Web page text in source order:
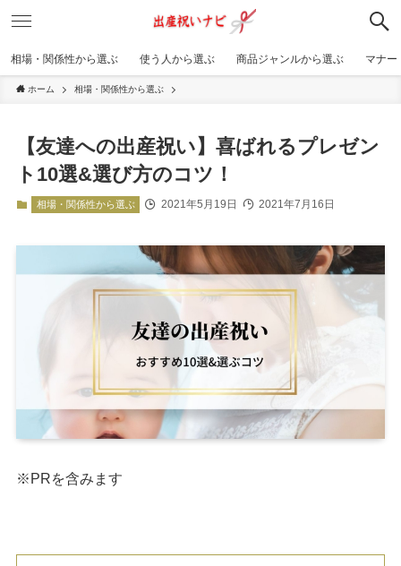
相場・関係性から選ぶ 使う人から選ぶ 商品ジャンルから選ぶ マナー
ホーム 相場・関係性から選ぶ
【友達への出産祝い】喜ばれるプレゼン
ト10選&選び方のコツ！
相場・関係性から選ぶ 2021年5月19日 2021年7月16日
※PRを含みます